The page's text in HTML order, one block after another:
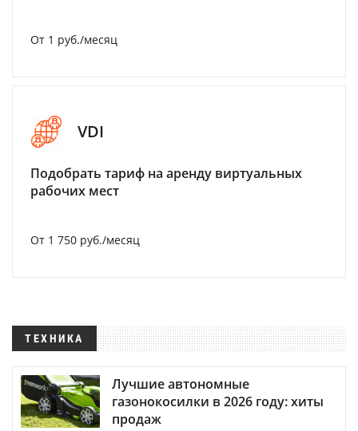
От 1 руб./месяц
VDI
Подобрать тариф на аренду виртуальных
рабочих мест
От 1 750 руб./месяц
ТЕХНИКА
Лучшие автономные
газонокосилки в 2026 году: хиты
продаж